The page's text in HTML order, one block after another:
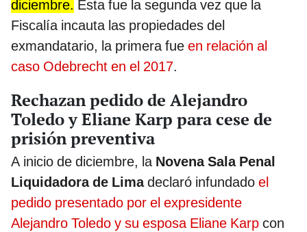
diciembre. Esta fue la segunda vez que la
Fiscalía incauta las propiedades del
exmandatario, la primera fue en relación al
caso Odebrecht en el 2017.
Rechazan pedido de Alejandro
Toledo y Eliane Karp para cese de
prisión preventiva
A inicio de diciembre, la Novena Sala Penal
Liquidadora de Limadeclaró infundado el
pedido presentado por el expresidente
Alejandro Toledo y su esposa Eliane Karp con